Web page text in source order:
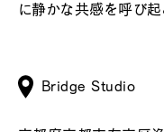
に静かな共感を呼び起
Bridge Studio